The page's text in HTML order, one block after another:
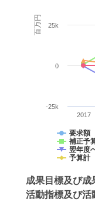
百万円
要求額
補正予
翌年度
予算計
2017
-25k
0
25k
成果目標及び成
活動指標及び活